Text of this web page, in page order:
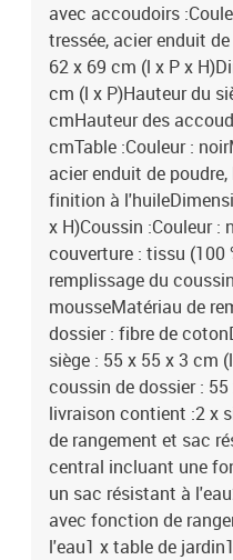
avec accoudoirs
tressée, acier enduit
62 x 69 cm (l x P x
cm (l x P)Hauteur du
cmHauteur des
cmTable :Couleur :
acier enduit de
finition à
x H)Coussin :Couleur :
couverture : tissu (100
remplissage du
mousseMatériau de
dossier : fibre de
siège : 55 x 55 x 3 cm
coussin de dossier :
livraison contient :2 x
de rangement et sac
central incluant une
un sac résistant à
avec fonction de
l'eau1 x table de